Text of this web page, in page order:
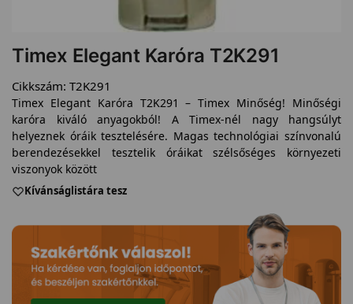
Timex Elegant Karóra T2K291
Cikkszám: T2K291
Timex Elegant Karóra T2K291 – Timex Minőség! Minőségi
karóra kiváló anyagokból! A Timex-nél nagy hangsúlyt
helyeznek óráik tesztelésére. Magas technológiai színvonalú
berendezésekkel tesztelik óráikat szélsőséges környezeti
viszonyok között
Kívánságlistára tesz